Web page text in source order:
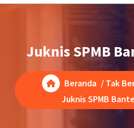
Juknis SPMB
Beranda / Tak
Juknis SPMB